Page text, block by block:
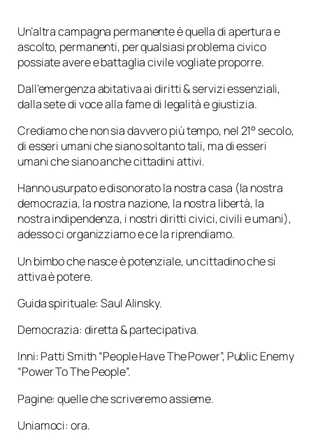
Un’altra campagna permanente è quella di apertura e
ascolto, permanenti, per qualsiasi problema civico
possiate avere e battaglia civile vogliate proporre.
Dall’emergenza abitativa ai diritti & servizi essenziali,
dalla sete di voce alla fame di legalità e giustizia.
Crediamo che non sia davvero più tempo, nel 21° secolo,
diesseri umaniche siano soltanto tali, ma di esseri
umani che siano anchecittadini attivi.
Hanno usurpato e disonorato la nostra casa (la nostra
democrazia, la nostra nazione, la nostra libertà, la
nostra indipendenza, i nostri diritti civici, civili e umani),
adesso ci organizziamo e ce la riprendiamo.
Un bimbo che nasce è potenziale, un cittadino che si
attiva è potere.
Guida spirituale: Saul Alinsky.
Democrazia: diretta & partecipativa.
Inni: Patti Smith “People Have The Power”, Public Enemy
“Power To The People”.
Pagine: quelle che scriveremo assieme.
Uniamoci: ora.